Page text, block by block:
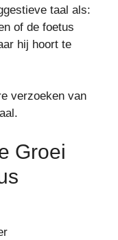
taal als:
of de foetus
hij hoort te
verzoeken van
Groei